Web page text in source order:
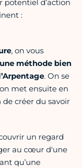
potentiel d’action
:
, on vous
méthode bien
. On se
met ensuite en
créer du savoir
un regard
au cœur d'une
qu’une